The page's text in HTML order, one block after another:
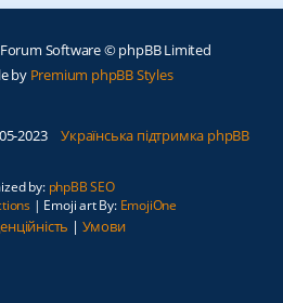
Software © phpBB Limited
by Premium phpBB Styles
2023 Українська підтримка phpBB
by: phpBB SEO
| Emoji art By: EmojiOne
| Умови